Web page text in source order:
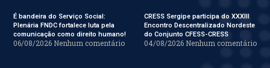
É bandeira do Serviço Social:
Plenária FNDC fortalece luta pela
comunicação como direito humano!
06/08/2026 Nenhum comentário
CRESS Sergipe participa do XXXIII
Encontro Descentralizado Nordeste
do Conjunto CFESS-CRESS
04/08/2026 Nenhum comentário